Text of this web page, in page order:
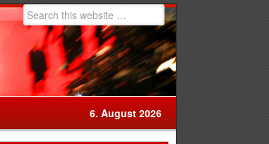
6. August 2026